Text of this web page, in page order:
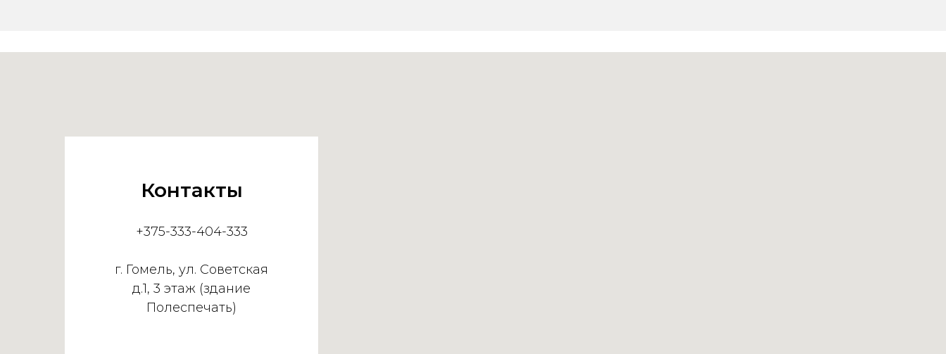
Контакты
+375-333-404-333
г. Гомель, ул. Советская
д.1, 3 этаж (здание
Полеспечать)